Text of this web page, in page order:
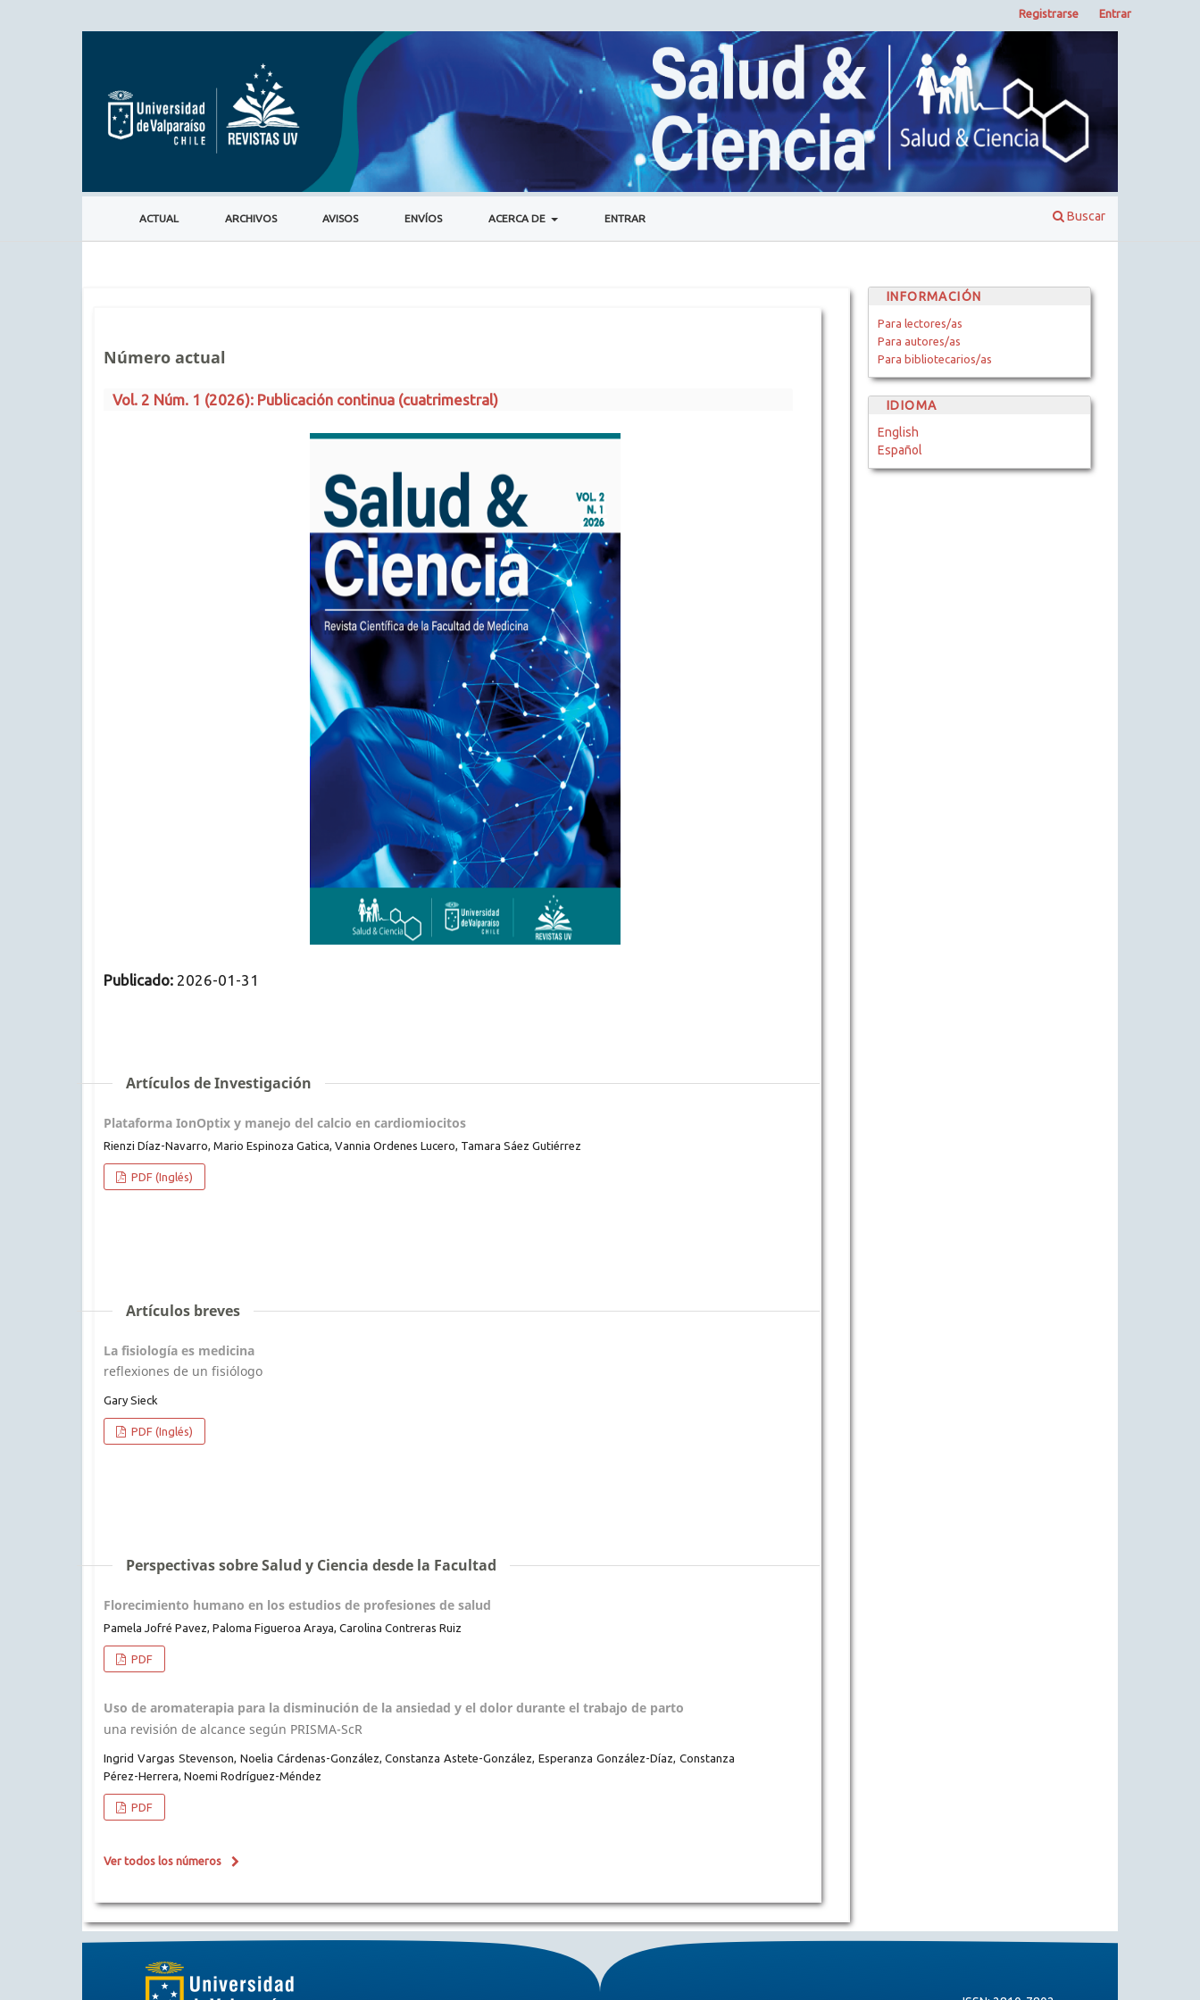
ACTUAL ARCHIVOS AVISOS ENVÍOS ACERCA DE ENTRAR Buscar
Registrarse Entrar
Número actual
Vol. 2 Núm. 1 (2026): Publicación continua (cuatrimestral)
Publicado: 2026-01-31
Artículos de Investigación
Plataforma IonOptix y manejo del calcio en cardiomiocitos
Rienzi Díaz-Navarro, Mario Espinoza Gatica, Vannia Ordenes Lucero, Tamara Sáez Gutiérrez
PDF (Inglés)
Artículos breves
La fisiología es medicina
reflexiones de un fisiólogo
Gary Sieck
PDF (Inglés)
Perspectivas sobre Salud y Ciencia desde la Facultad
Florecimiento humano en los estudios de profesiones de salud
Pamela Jofré Pavez, Paloma Figueroa Araya, Carolina Contreras Ruiz
PDF
Uso de aromaterapia para la disminución de la ansiedad y el dolor durante el trabajo de parto
una revisión de alcance según PRISMA-ScR
Ingrid Vargas Stevenson, Noelia Cárdenas-González, Constanza Astete-González, Esperanza González-Díaz, Constanza
Pérez-Herrera, Noemi Rodríguez-Méndez
PDF
Ver todos los números
INFORMACIÓN
Para lectores/as
Para autores/as
Para bibliotecarios/as
IDIOMA
English
Español